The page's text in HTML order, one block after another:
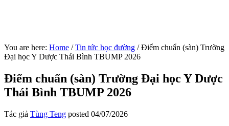
You are here: Home / Tin tức học đường /Điểm chuẩn (sàn) Trường
Đại học Y Dược Thái Bình TBUMP 2026
Điểm chuẩn (sàn) Trường Đại học Y Dược
Thái Bình TBUMP 2026
Tác giả Tùng Teng posted 04/07/2026